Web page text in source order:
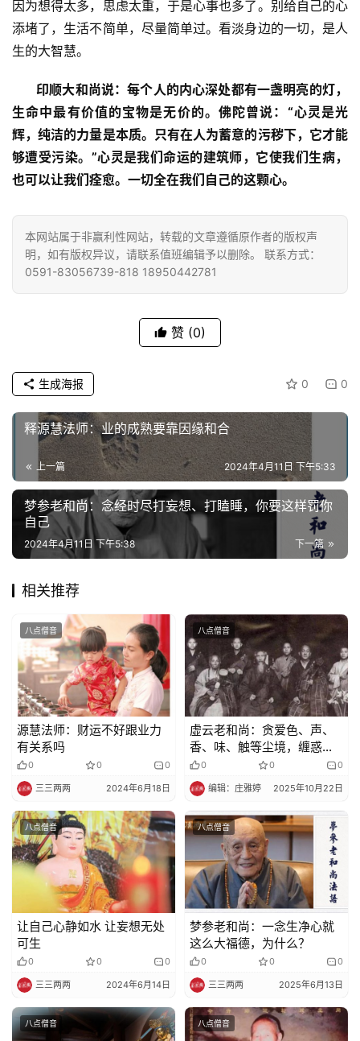
公
益
佛
教
人
物
寺
院
巡
纪
录
佛
教
艺
术
政
策
法
规
免
责
声
明
登录 注册
因为想得太多，思虑太重，于是心事也多了。别给自己的心
添堵了，生活不简单，尽量简单过。看淡身边的一切，是人
生的大智慧。
印顺大和尚说：每个人的内心深处都有一盏明亮的灯，
生命中最有价值的宝物是无价的。佛陀曾说：“心灵是光
辉，纯洁的力量是本质。只有在人为蓄意的污秽下，它才能
够遭受污染。”心灵是我们命运的建筑师，它使我们生病，
也可以让我们痊愈。一切全在我们自己的这颗心。
本网站属于非赢利性网站，转载的文章遵循原作者的版权声
明，如有版权异议，请联系值班编辑予以删除。 联系方式：
0591-83056739-818 18950442781
赞 (0)
0 0
生成海报
释源慧法师：业的成熟要靠因缘和合
上一篇 2024年4月11日 下午5:33
梦参老和尚：念经时尽打妄想、打瞌睡，你要这样罚你
自己
下一篇
2024年4月11日 下午5:38
相关推荐
八点僧音
源慧法师：财运不好跟业力
有关系吗
0 0 0
三三两两 2024年6月18日
八点僧音
虚云老和尚：贪爱色、声、
香、味、触等尘境，缠惑不
断，把八识心王困得死死的
0 0 0
编辑：庄雅婷 2025年10月22日
八点僧音
让自己心静如水 让妄想无处
可生
0 0 0
三三两两 2024年6月14日
八点僧音
梦参老和尚：一念生净心就
这么大福德，为什么？
0 0 0
三三两两 2025年6月13日
八点僧音 八点僧音